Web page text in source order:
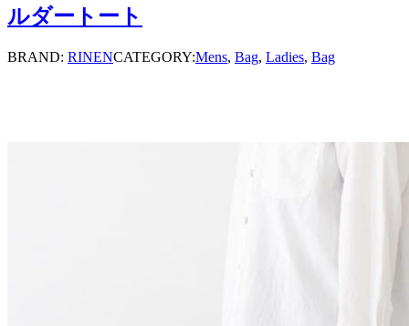
ルダートート
BRAND: RINENCATEGORY:Mens, Bag, Ladies, Bag